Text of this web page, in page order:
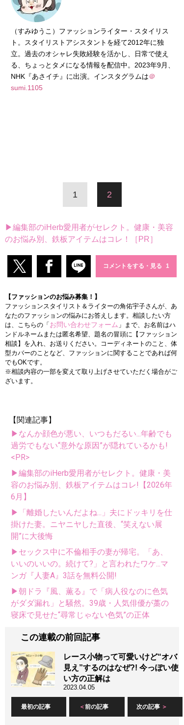
（すみゆうこ）ファッションライター・スタイリス
ト。スタイリストアシスタントを経て2012年に独
立。過去のオシャレ失敗経験を活かし、日常で使え
る、ちょっとタメになる情報を配信中。2023年9月、
NHK『あさイチ』に出演。インスタグラムは＠
sumi.1105
1 2
▶編集部のiHerb愛用者がセレクト。健康・美容
のお悩み別、鉄板アイテムはコレ！［PR］
コメントをする・見る
【ファッションのお悩み募集！】
ファッションスタイリスト＆ライターの角佑宇子さんが、あ
なたのファッションの悩みにお答えします。相談したい方
は、こちらの「 お問い合わせフォーム 」まで、お名前はハ
ンドルネームまたは匿名希望、題名の冒頭に【ファッション
相談】を入れ、お送りください。コーディネートのこと、体
型カバーのことなど、ファッションに関することであれば何
でもOKです。
※相談内容の一部を変えて取り上げさせていただく場合がご
ざいます。
【関連記事】
▶なんか顔色が悪い、いつもだるい...年齢でも
過労でもない“意外な原因”が隠れているかも!
<PR>
▶編集部のiHerb愛用者がセレクト。健康・美
容のお悩み別、鉄板アイテムはコレ!【2026年
6月】
▶「離婚したいんだよね...」夫にドッキリを仕
掛けた妻。ニヤニヤした直後、“笑えない展
開”に大後悔
▶セックス中に不倫相手の妻が帰宅。「あ、
いいのいいの。続けて?」と言われたワケ...マ
ンガ『人妻A』3話を無料公開!
▶朝ドラ『風、薫る』で「病人役なのに色気
がダダ漏れ」と騒然。39歳・人気俳優が藁の
寝床で見せた“尋常じゃない色気”の正体
この連載の前回記事
レース小物って可愛いけど“オバ
見え”するのはなぜ?! 今っぽい使
い方の正解は
2023.04.05
最初の記事 前の記事 次の記事